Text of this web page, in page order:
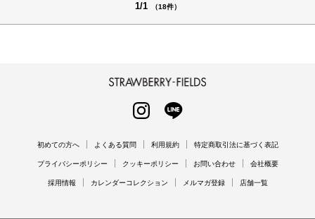
1/1 （18件）
INSTAGRAM
初めての方へ よくある質問 利用規約 特定商取引法に基づく表記
プライバシーポリシー クッキーポリシー お問い合わせ 会社概要
採用情報 カレンダーコレクション メルマガ登録 店舗一覧